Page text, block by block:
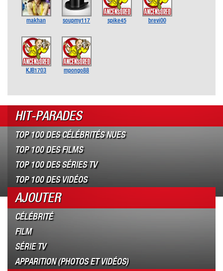
makhan soupmy117 spike45 brevi00
KJB1703 mpongo88
HIT-PARADES
TOP 100 DES CÉLÉBRITÉS NUES
TOP 100 DES FILMS
TOP 100 DES SÉRIES TV
TOP 100 DES VIDÉOS
AJOUTER
CÉLÉBRITÉ
FILM
SÉRIE TV
APPARITION (PHOTOS ET VIDÉOS)